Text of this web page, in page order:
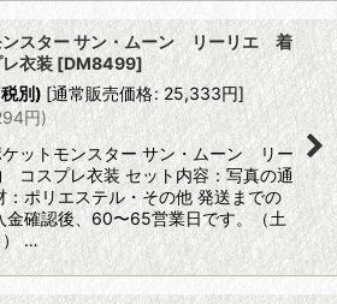
ンスター サン・ムーン リーリエ 着
衣装[DM8499]
別) [通常販売価格: 25,333円]
円)
ケットモンスター サン・ムーン リー
スプレ衣装 セット内容：写真の通
：ポリエステル・その他 発送までの
金確認後、60〜65営業日です。（土
） …